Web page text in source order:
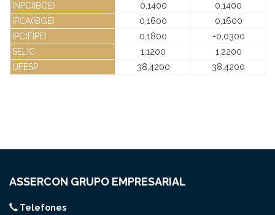
INPC(IBGE)
0,1400
0,1400
IPCA(IBGE)
0,1600
0,1600
IPC(FIPE)
0,1800
-0,0300
SELIC
1,1200
1,2200
UFESP
38,4200 38,4200
ASSERCON GRUPO EMPRESARIAL
Telefones